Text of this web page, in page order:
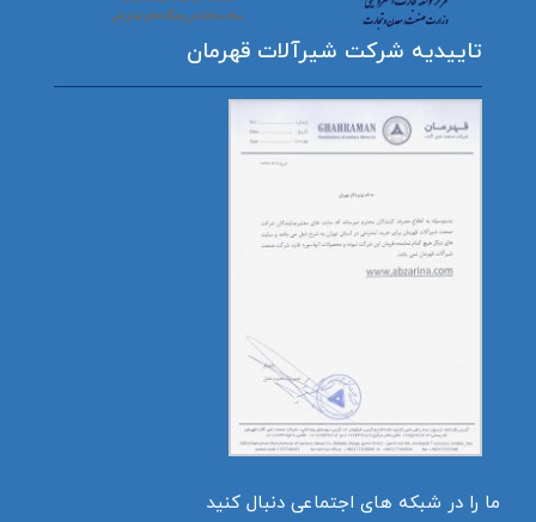
تاییدیه شرکت شیرآلات قهرمان
ما را در شبکه های اجتماعی دنبال کنید